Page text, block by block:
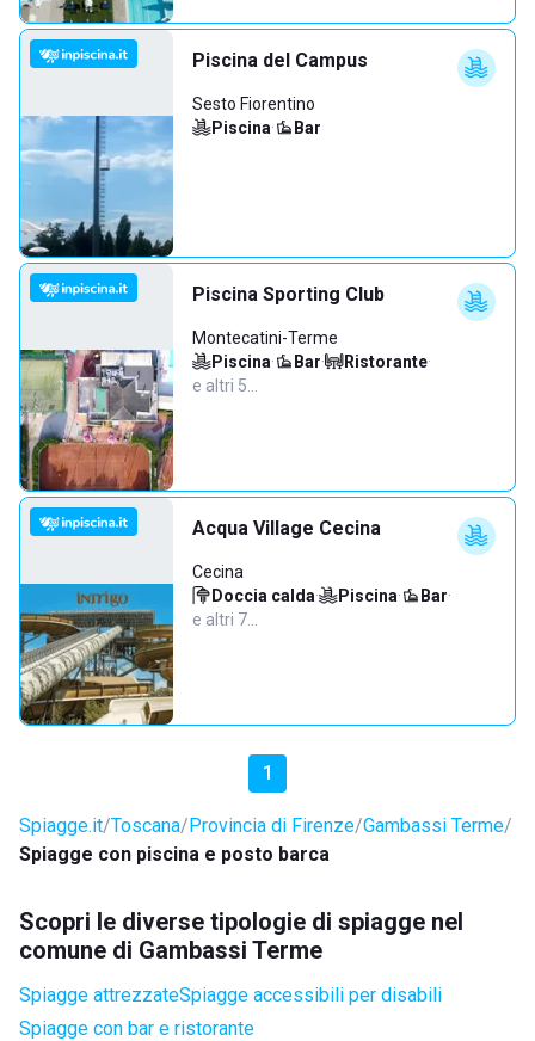
Piscina del Campus
Sesto Fiorentino
Piscina· Bar
Piscina Sporting Club
Montecatini-Terme
Piscina· Bar· Ristorante·
e altri 5…
Acqua Village Cecina
Cecina
Doccia calda· Piscina· Bar·
e altri 7…
1
Spiagge.it Toscana Provincia di Firenze Gambassi Terme
Spiagge con piscina e posto barca
Scopri le diverse tipologie di spiagge nel
comune di Gambassi Terme
Spiagge attrezzateSpiagge accessibili per disabili
Spiagge con bar e ristorante